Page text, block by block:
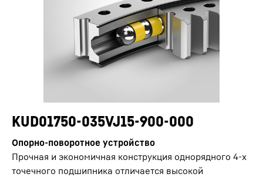
KUD01750-035VJ15-900-000
Опорно-поворотное устройство
Прочная и экономичная конструкция однорядного 4-х
точечного подшипника отличается высокой